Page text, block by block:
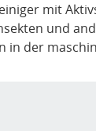
mit
und
in der